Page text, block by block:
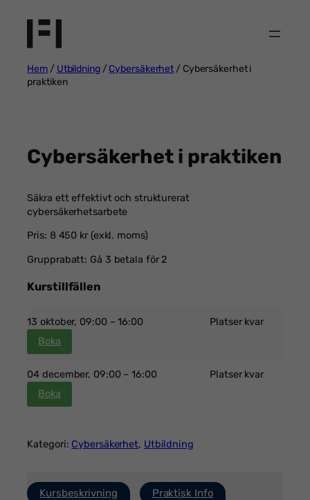
innehåll
Hem / Utbildning/Cybersäkerhet / Cybersäkerhet i
praktiken
Cybersäkerhet i praktiken
Säkra ett effektivt och strukturerat
cybersäkerhetsarbete
Pris: 8 450 kr (exkl. moms)
Grupprabatt: Gå 3 betala för 2
Kurstillfällen
13 oktober, 09:00 – 16:00
Platser kvar
Boka
04 december, 09:00 – 16:00
Platser kvar
Boka
Kategori: Cybersäkerhet, Utbildning
Kursbeskrivning Praktisk Info